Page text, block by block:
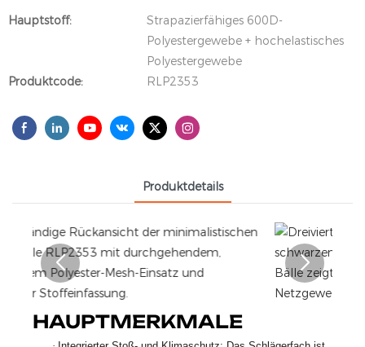
Hauptstoff:
Strapazierfähiges 600D-
Polyestergewebe + hochelastisches
Polyestergewebe
Produktcode:
RLP2353
Produktdetails
HAUPTMERKMALE